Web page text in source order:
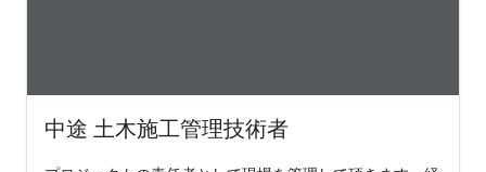
中途 土木施工管理技術者